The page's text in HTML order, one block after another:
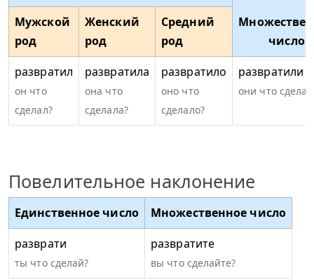
число
Мужской
род
Женский
род
Средний
род
развратил
он что
сделал?
развратила
она что
сделала?
развратило
оно что
сделало?
развратили
они что
Повелительное наклонение
Единственное число
Множественное число
разврати
ты что сделай?
развратите
вы что сделайте?